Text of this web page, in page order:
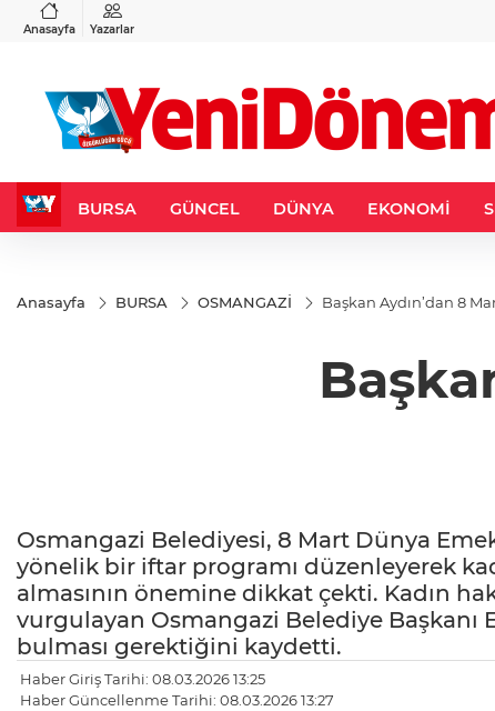
Anasayfa Yazarlar
%-0,22
BURSA GÜNCEL DÜNYA EKONOMİ
Anasayfa BURSA OSMANGAZİ Başkan Aydın’dan 8
Osmangazi Belediyesi, 8 Mart Dünya
yönelik bir iftar programı düzenleyerek
almasının önemine dikkat çekti. Kadın
vurgulayan Osmangazi Belediye Başkanı
bulması gerektiğini kaydetti.
Haber Giriş Tarihi: 08.03.2026 13:25
Haber Güncellenme Tarihi: 08.03.2026 13:27